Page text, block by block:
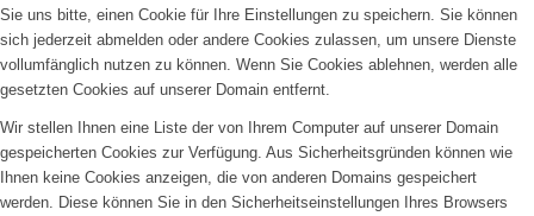
Sie uns bitte, einen Cookie für Ihre Einstellungen zu speichern. Sie können
sich jederzeit abmelden oder andere Cookies zulassen, um unsere Dienste
vollumfänglich nutzen zu können. Wenn Sie Cookies ablehnen, werden alle
gesetzten Cookies auf unserer Domain entfernt.
Wir stellen Ihnen eine Liste der von Ihrem Computer auf unserer Domain
gespeicherten Cookies zur Verfügung. Aus Sicherheitsgründen können wie
Ihnen keine Cookies anzeigen, die von anderen Domains gespeichert
werden. Diese können Sie in den Sicherheitseinstellungen Ihres Browsers